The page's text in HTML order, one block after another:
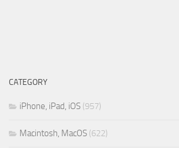
CATEGORY
iPhone, iPad, iOS (957)
Macintosh, MacOS (622)